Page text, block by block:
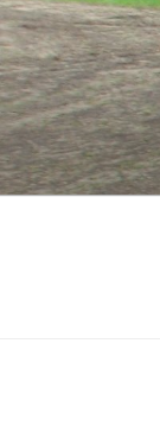
コ
ン
テ
ン
ツ
へ
ス